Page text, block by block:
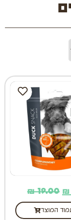
₪
19.00
₪
המוצר